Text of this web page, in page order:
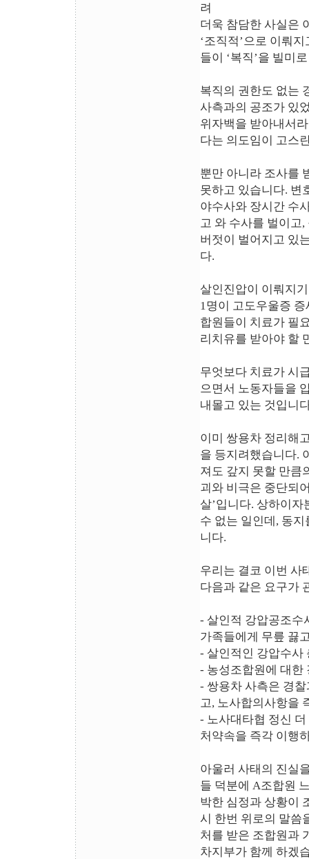
려
더욱 참담한 사실은
‘조직적’으로 이뤄
들이 ‘복직’을 빌미
복직의 권한도 없는
사측과의 공조가 있
위자백을 받아내서
다는 의도임이 고스
뿐만 아니라 조사를
못하고 있습니다. 변
야수사와 장시간 수
고 와 수사를 벌이고
버젓이 벌어지고 있
다.
살인진압이 이뤄지
1명이 고도우울증
합원들이 치료가 필
리치유를 받아야 할
무엇보다 치료가 시
으면서 노동자들을
내몰고 있는 것입니
이미 쌍용차 정리해
을 등지려했습니다.
져도 갚지 못할 만큼
괴와 비극은 중단되
살’입니다. 상하이
수 없는 일인데, 동
니다.
우리는 결코 이번 사
다음과 같은 요구가
- 살인적 강압공조수
가족들에게 무릎 끓
- 살인적인 강압수사
- 농성조합원에 대한
- 쌍용차 사측은 경
고, 노사합의사항을
- 노사대타협 정신
처약속을 즉각 이행
아울러 사태의 진실
들 덕분에 A조합원
박한 심정과 상황이
시 한번 위로의 말씀
처를 받은 조합원과
차지부가 함께 하겠